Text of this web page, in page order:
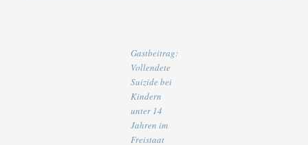
Gastbeitrag:
Vollendete
Suizide bei
Kindern
unter 14
Jahren im
Freistaat